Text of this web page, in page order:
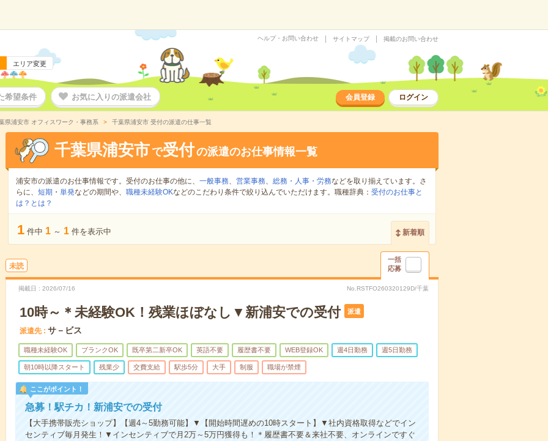
エリア変更
ヘルプ・お問い合わせ サイトマップ 掲載のお問い合わせ
希望条件 お気に入りの派遣会社 会員登録 ログイン
県浦安市 オフィスワーク・事務系 千葉県浦安市 受付の派遣の仕事一覧
千葉県浦安市 で受付の派遣のお仕事情報一覧
浦安市の派遣のお仕事情報です。受付のお仕事の他に、 一般事務、 営業事務、 総務・人事・労務などを取り揃えています。さ
らに、 短期 ・ 単発などの期間や、 職種未経験OKなどのこだわり条件で絞り込んでいただけます。職種辞典： 受付のお仕事と
は？とは？
1 件中 1 ～ 1 件を表示中 新着順
未読
一括
応募
掲載日 2026/07/16 No.RSTFO260320129D/千葉
10時～＊未経験OK！残業ほぼなし▼新浦安での受付 派遣
派遣先 サ－ビス
職種未経験OK ブランクOK 既卒第二新卒OK 英語不要 履歴書不要 WEB登録OK 週4日勤務 週5日勤務
朝10時以降スタート 残業少 交費支給 駅歩5分 大手 制服 職場が禁煙
ここがポイント！
急募！駅チカ！新浦安での受付
【大手携帯販売ショップ】【週4～5勤務可能】▼【開始時間遅めの10時スタート】▼社内資格取得などでイン
センティブ毎月発生！▼インセンティブで月2万～5万円獲得も！＊履歴書不要＆来社不要、オンラインですぐ